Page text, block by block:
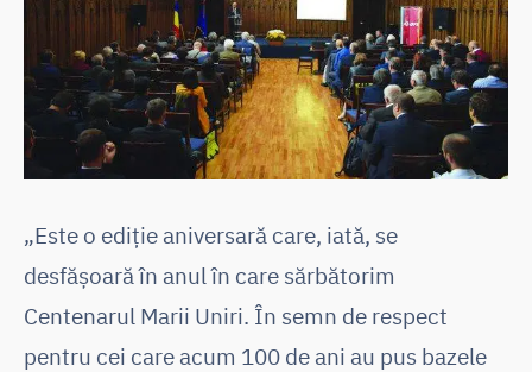
„Este o ediție aniversară care, iată, se
desfășoară în anul în care sărbătorim
Centenarul Marii Uniri. În semn de respect
pentru cei care acum 100 de ani au pus bazele